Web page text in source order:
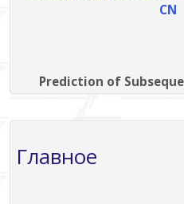
CN
Prediction of
Главное